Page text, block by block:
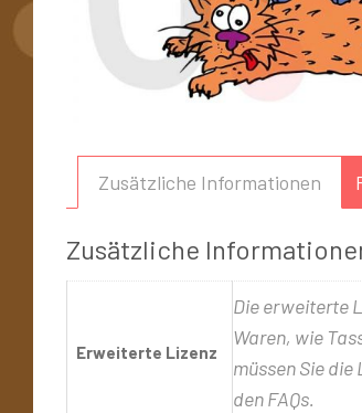
Zusätzliche Informationen
Zusätzliche
Erweiterte Lizenz
Die erweiterte
Waren, wie
müssen Sie
den FAQs.